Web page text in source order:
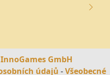
InnoGames GmbH
údajů -Všeobecné